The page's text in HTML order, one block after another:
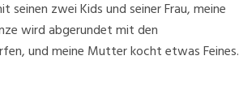
zwei Kids und seiner Frau, meine
wird abgerundet mit den
und meine Mutter kocht etwas Feines.